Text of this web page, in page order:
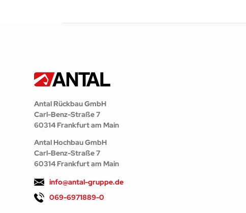
Antal Rückbau GmbH
Carl-Benz-Straße 7
60314 Frankfurt am Main
Antal Hochbau GmbH
Carl-Benz-Straße 7
60314 Frankfurt am Main
info@antal-gruppe.de
069-6971889-0